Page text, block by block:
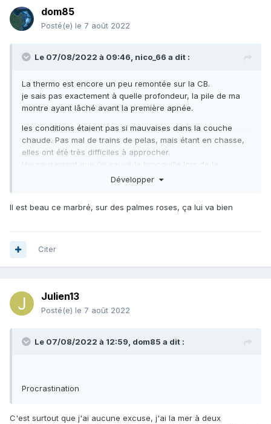
dom85
Posté(e) le 7 août 2022
Le 07/08/2022 à 09:46, nico_66 a dit :
La thermo est encore un peu remontée sur la CB.
je sais pas exactement à quelle profondeur, la pile de ma
montre ayant lâché avant la première apnée.
les conditions étaient pas si mauvaises dans la couche
chaude. Pas mal de trains de pelas, mais étant en chasse,
elles ont été très difficiles à approcher.
Heureusement que j’ai sauvé la brocouille lors de la
première apnée avec un joli marbré
Développer
Il est beau ce marbré, sur des palmes roses, ça lui va bien
Citer
Julien13
Posté(e) le 7 août 2022
Le 07/08/2022 à 12:59, dom85 a dit :
Procrastination
C'est surtout que j'ai aucune excuse, j'ai la mer à deux